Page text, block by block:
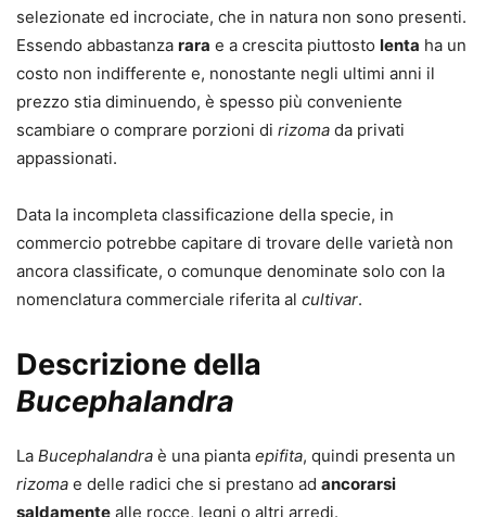
selezionate ed incrociate, che in natura non sono presenti.
Essendo abbastanza rara e a crescita piuttosto lenta ha un
costo non indifferente e, nonostante negli ultimi anni il
prezzo stia diminuendo, è spesso più conveniente
scambiare o comprare porzioni di rizoma da privati
appassionati.
Data la incompleta classificazione della specie, in
commercio potrebbe capitare di trovare delle varietà non
ancora classificate, o comunque denominate solo con la
nomenclatura commerciale riferita al cultivar.
Descrizione della
Bucephalandra
La Bucephalandra è una pianta epifita, quindi presenta un
rizoma e delle radici che si prestano ad ancorarsi
saldamente alle rocce, legni o altri arredi.